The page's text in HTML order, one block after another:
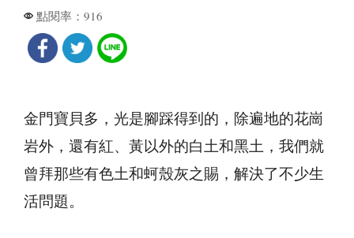
點閱率： 916
金門寶貝多，光是腳踩得到的，除遍地的花崗
岩外，還有紅、黃以外的白土和黑土，我們就
曾拜那些有色土和蚵殼灰之賜，解決了不少生
活問題。